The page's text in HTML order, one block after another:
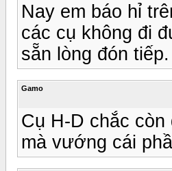
Nay em báo hỉ
các cụ không đi
sẵn lòng đón
Gamo
Cụ H-D chắc
mà vướng cái